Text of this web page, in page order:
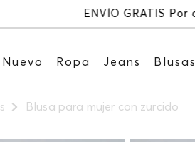
Nuevo Ropa Jeans Blusas
Blusa para mujer con zurcido